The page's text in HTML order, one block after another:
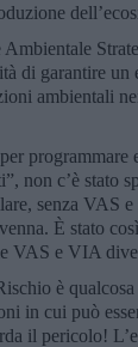
di garantire
ambientali
non c’è stato
senza VAS
È stato
VAS e VIA
è
in cui può
il pericolo!